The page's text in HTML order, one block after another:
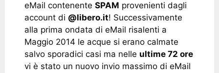
eMail contenente SPAM provenienti dagli
account di @libero.it! Successivamente
alla prima ondata di eMail risalenti a
Maggio 2014 le acque si erano calmate
salvo sporadici casi ma nelle ultime 72 ore
vi è stato un nuovo invio massimo di eMail